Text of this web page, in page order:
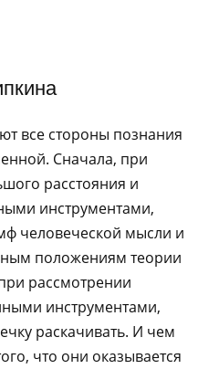
все стороны познания
Сначала, при
расстояния и
инструментами,
человеческой мысли и
положениям теории
рассмотрении
инструментами,
раскачивать. И чем
что они оказывается